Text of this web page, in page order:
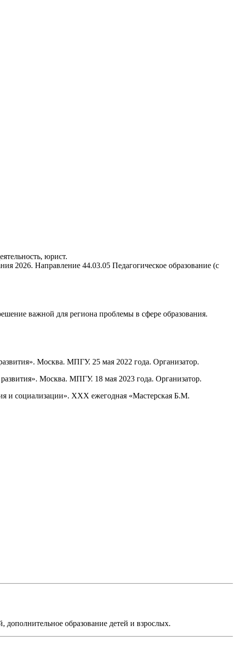
юрист.
2026. Направление 44.03.05 Педагогическое образование (с
важной для региона проблемы в сфере образования.
Москва. МПГУ. 25 мая 2022 года. Организатор.
Москва. МПГУ. 18 мая 2023 года. Организатор.
и социализации». XXХ ежегодная «Мастерская Б.М.
дополнительное образование детей и взрослых.